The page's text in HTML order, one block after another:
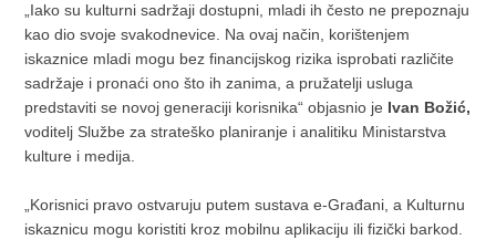
„Iako su kulturni sadržaji dostupni, mladi ih često ne prepoznaju
kao dio svoje svakodnevice. Na ovaj način, korištenjem
iskaznice mladi mogu bez financijskog rizika isprobati različite
sadržaje i pronaći ono što ih zanima, a pružatelji usluga
predstaviti se novoj generaciji korisnika“ objasnio je Ivan Božić,
voditelj Službe za strateško planiranje i analitiku Ministarstva
kulture i medija.
„Korisnici pravo ostvaruju putem sustava e-Građani, a Kulturnu
iskaznicu mogu koristiti kroz mobilnu aplikaciju ili fizički barkod.